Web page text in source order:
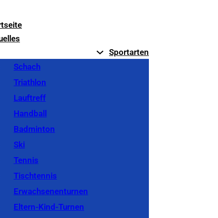
Sportarten
Schach
Triathlon
Lauftreff
Handball
Badminton
Ski
Tennis
Tischtennis
Erwachsenenturnen
Eltern-Kind-Turnen